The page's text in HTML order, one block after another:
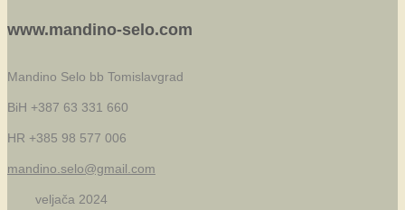
www.mandino-selo.com
Mandino Selo bb Tomislavgrad
BiH +387 63 331 660
HR +385 98 577 006
mandino.selo@gmail.com
veljača 2024